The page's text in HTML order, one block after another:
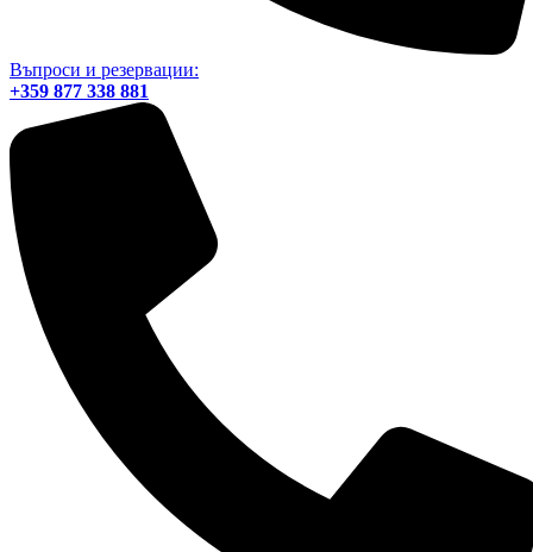
Въпроси и резервации:
+359 877 338 881